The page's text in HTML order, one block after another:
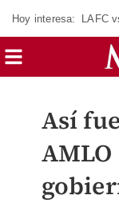
Hoy interesa: LAFC
Así
AMLO